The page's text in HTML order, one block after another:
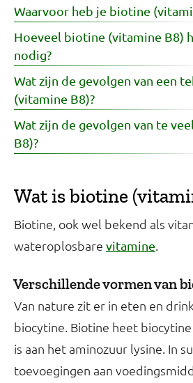
Waarvoor heb je biotine
Hoeveel biotine (vitamine B8)
nodig?
Wat zijn de gevolgen van een
(vitamine B8)?
Wat zijn de gevolgen van te
B8)?
Wat is biotine
Biotine, ook wel bekend als
wateroplosbare vitamine.
Verschillende vormen van
Van nature zit er in eten en
biocytine. Biotine heet
is aan het aminozuur lysine. In
toevoegingen aan